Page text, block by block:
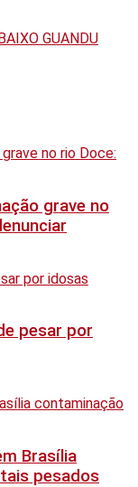
grave no
pesar por
Brasília
pesados